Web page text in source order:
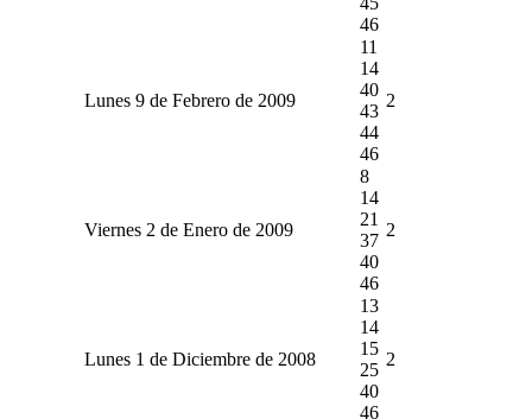
46
Lunes 9 de Febrero de 2009
11
14
40
43
44
46
2
Viernes 2 de Enero de 2009
8
14
21
37
40
46
2
Lunes 1 de Diciembre de 2008
13
14
15
25
40
46
2